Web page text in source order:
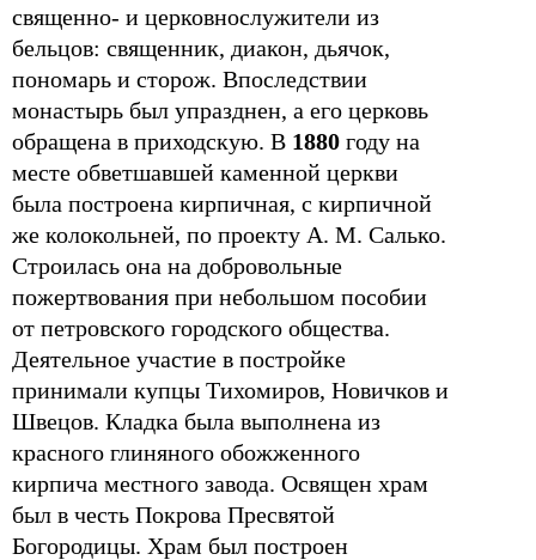
священно- и церковнослужители из
бельцов: священник, диакон, дьячок,
пономарь и сторож. Впоследствии
монастырь был упразднен, а его церковь
обращена в приходскую. В 1880 году на
месте обветшавшей каменной церкви
была построена кирпичная, с кирпичной
же колокольней, по проекту А. М. Салько.
Строилась она на добровольные
пожертвования при небольшом пособии
от петровского городского общества.
Деятельное участие в постройке
принимали купцы Тихомиров, Новичков и
Швецов. Кладка была выполнена из
красного глиняного обожженного
кирпича местного завода. Освящен храм
был в честь Покрова Пресвятой
Богородицы. Храм был построен